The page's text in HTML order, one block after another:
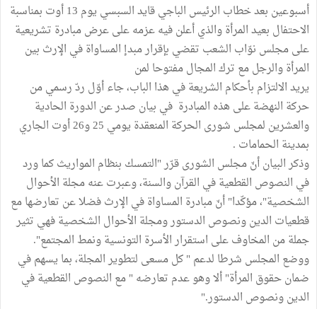
أسبوعين بعد خطاب الرئيس الباجي قايد السبسي يوم 13 أوت بمناسبة
الاحتفال بعيد المرأة والذي أعلن فيه عزمه على عرض مبادرة تشريعية
على مجلس نوّاب الشعب تقضي بإقرار مبدإ المساواة في الإرث بين
المرأة والرجل مع ترك المجال مفتوحا لمن
يريد الالتزام بأحكام الشريعة في هذا الباب، جاء أوّل ردّ رسمي من
حركة النهضة على هذه المبادرة في بيان صدر عن الدورة الحادية
والعشرين لمجلس شورى الحركة المنعقدة يومي 25 و26 أوت الجاري
بمدينة الحمامات .
وذكر البيان أنّ مجلس الشورى قرّر "التمسك بنظام المواريث كما ورد
في النصوص القطعية في القرآن والسنة، وعبرت عنه مجلة الأحوال
الشخصية"، مؤكّدا" أنّ مبادرة المساواة في الإرث فضلا عن تعارضها مع
قطعيات الدين ونصوص الدستور ومجلة الأحوال الشخصية فهي تثير
جملة من المخاوف على استقرار الأسرة التونسية ونمط المجتمع".
ووضع المجلس شرطا لدعم " كل مسعى لتطوير المجلة، بما يسهم في
ضمان حقوق المرأة" ألا وهو عدم تعارضه " مع النصوص القطعية في
الدين ونصوص الدستور."